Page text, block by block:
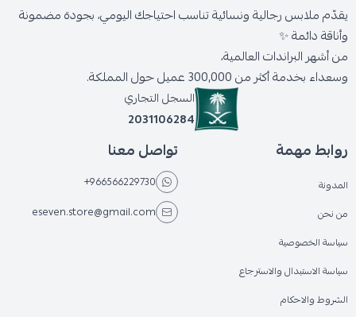
يقدّم ملابس رجالية ونسائية تناسب احتياجك اليومي، بجودة مضمونة
وأناقة دائمة ✨
من أشهر البراندات العالمية،
وسعداء بخدمة أكثر من 300,000 عميل حول المملكة.
السجل التجاري
2031106284
روابط مهمة
المدونة
من نحن
سياسة الخصوصية
سياسة الاستبدال والاسترجاع
الشروط والاحكام
تواصل معنا
+966566229730
eseven.store@gmail.com